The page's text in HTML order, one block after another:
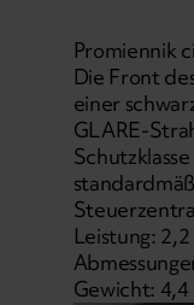
Promiennik
Die Front
einer
GLARE-
Leistung:
Gewicht: 4,4